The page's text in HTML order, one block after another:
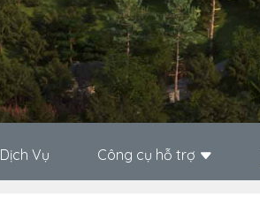
Dịch Vụ Công cụ hỗ trợ